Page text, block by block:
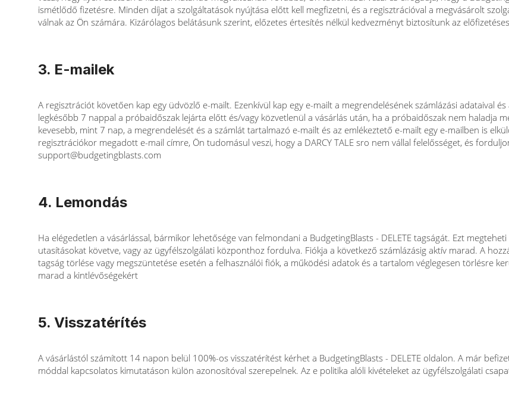
ismétlődő fizetésre. Minden díjat a szolgáltatások nyújtása előtt kell megfizetni, és a regisztrációval a megvásárolt
válnak az Ön számára. Kizárólagos belátásunk szerint, előzetes értesítés nélkül kedvezményt biztosítunk az
3. E-mailek
A regisztrációt követően kap egy üdvözlő e-mailt. Ezenkívül kap egy e-mailt a megrendelésének számlázási adataival
legkésőbb 7 nappal a próbaidőszak lejárta előtt és/vagy közvetlenül a vásárlás után, ha a próbaidőszak nem haladja
kevesebb, mint 7 nap, a megrendelését és a számlát tartalmazó e-mailt és az emlékeztető e-mailt egy e-mailben is
regisztrációkor megadott e-mail címre, Ön tudomásul veszi, hogy a DARCY TALE sro nem vállal felelősséget, és
support@budgetingblasts.com
4. Lemondás
Ha elégedetlen a vásárlással, bármikor lehetősége van felmondani a BudgetingBlasts - DELETE tagságát. Ezt
utasításokat követve, vagy az ügyfélszolgálati központhoz fordulva. Fiókja a következő számlázásig aktív marad. A
tagság törlése vagy megszüntetése esetén a felhasználói fiók, a működési adatok és a tartalom véglegesen törlésre
marad a kintlévőségekért
5. Visszatérítés
A vásárlástól számított 14 napon belül 100%-os visszatérítést kérhet a BudgetingBlasts - DELETE oldalon. A már
móddal kapcsolatos kimutatáson külön azonosítóval szerepelnek. Az e politika alóli kivételeket az ügyfélszolgálati